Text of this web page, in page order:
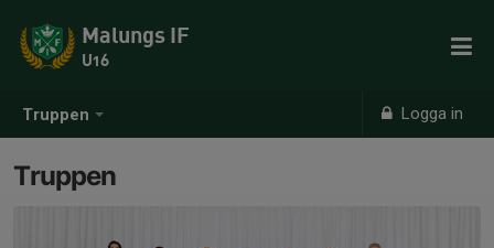
Truppen Logga in
Malungs IF
U16
Truppen